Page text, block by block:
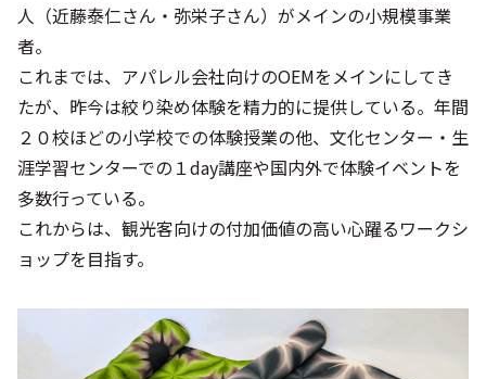
人（近藤泰仁さん・弥栄子さん）がメインの小規模事業
者。
これまでは、アパレル会社向けのOEMをメインにしてき
たが、昨今は絞り染め体験を精力的に提供している。年間
２０校ほどの小学校での体験授業の他、文化センター・生
涯学習センターでの１day講座や国内外で体験イベントを
多数行っている。
これからは、観光客向けの付加価値の高い心躍るワークシ
ョップを目指す。